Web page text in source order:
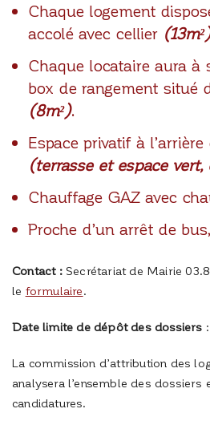
Chaque logement
accolé avec cellier
Chaque locataire aura à
box de rangement situé
(8m²).
Espace privatif à
(terrasse et espace
Chauffage GAZ avec
Proche d’un arrêt de
Contact :Secrétariat de Mairie
le formulaire.
Date limite de dépôt des dossiers
La commission d’attribution des
analysera l’ensemble des dossiers
candidatures.